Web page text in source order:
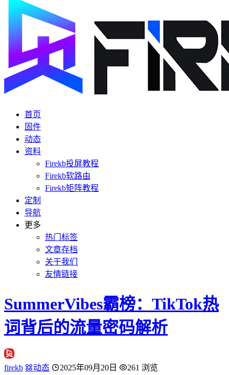
首页
固件
动态
资料
Firekb投屏教程
Firekb软路由
Firekb矩阵教程
定制
导航
更多
热门标签
文章存档
关于我们
友情链接
SummerVibes霸榜：TikTok热
词背后的流量密码解析
firekb 动态 2025年09月20日
261 浏览